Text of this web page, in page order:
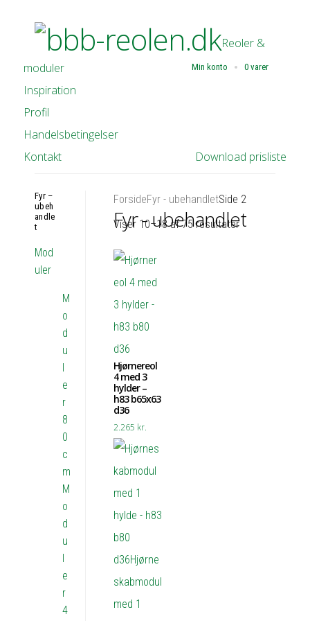
Min konto 0 varer
Reoler &
moduler
Inspiration
Profil
Handelsbetingelser
Download prisliste
Kontakt
ForsideFyr - ubehandletSide 2
Fyr - ubehandlet
Viser 10–18 af 75 resultater
Hjørnereol
4 med 3
hylder –
h83 b65x63
d36
2.265 kr.
Fyr –
ubeh
andle
t
Mod
uler
M
o
d
u
l
e
r
8
0
c
m
M
o
d
u
l
e
r
4